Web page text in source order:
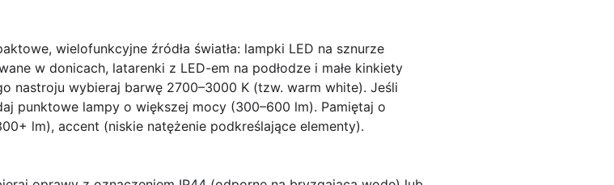
wielofunkcyjne źródła światła: lampki LED na sznurze
w donicach, latarenki z LED-em na podłodze i małe kinkiety
nastroju wybieraj barwę 2700–3000 K (tzw. warm white). Jeśli
punktowe lampy o większej mocy (300–600 lm). Pamiętaj o
lm), accent (niskie natężenie podkreślające elementy).